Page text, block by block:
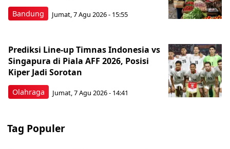
Bandung Jumat, 7 Agu 2026 - 15:55
Olahraga
Prediksi Line-up Timnas Indonesia vs
Singapura di Piala AFF 2026, Posisi
Kiper Jadi Sorotan
Jumat, 7 Agu 2026 - 14:41
Tag Populer